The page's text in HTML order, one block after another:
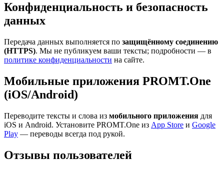
Конфиденциальность и безопасность
данных
Передача данных выполняется по защищённому соединению
(HTTPS). Мы не публикуем ваши тексты; подробности — в
политике конфиденциальности на сайте.
Мобильные приложения PROMT.One
(iOS/Android)
Переводите тексты и слова из мобильного приложения для
iOS и Android. Установите PROMT.One из App Store и Google
Play — переводы всегда под рукой.
Отзывы пользователей